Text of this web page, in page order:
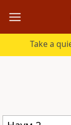
Take a